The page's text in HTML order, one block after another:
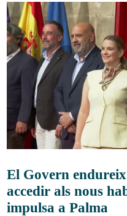
El Govern
accedir als nous
impulsa a Palma